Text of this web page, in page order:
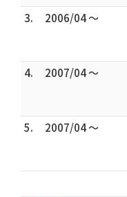
3.
2006/04 ～
4.
2007/04 ～
5.
2007/04 ～